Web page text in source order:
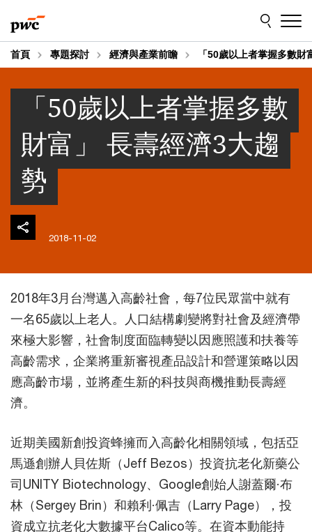
to
content
to
footer
首頁 專題探討 經濟與產業前瞻 「50歲以上者掌握多數
「50歲以上者掌握多數
財富」 長壽經濟3大趨
勢
2018-11-02
2018年3月台灣邁入高齡社會，每7位民眾當中就有
一名65歲以上老人。人口結構劇變將對社會及經濟帶
來極大影響，社會制度面臨轉變以因應照護和扶養等
高齡需求，企業將重新審視產品設計和營運策略以因
應高齡市場，並將產生新的科技與商機推動長壽經
濟。
近期美國新創投資蜂擁而入高齡化相關領域，包括亞
馬遜創辦人貝佐斯（Jeff Bezos）投資抗老化新藥公
司UNITY Biotechnology、Google創始人謝蓋爾·布
林（Sergey Brin）和賴利·佩吉（Larry Page），投
資成立抗老化大數據平台Calico等。在資本動能持